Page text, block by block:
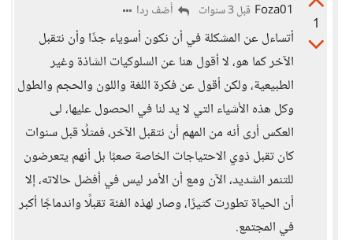
1
Foza01 قبل 3 سنوات أضف ردا
أتساءل عن المشكلة في أن نكون أسوياء جدًا وأن نتقبل
الآخر كما هو، لا أقول هنا عن السلوكيات الشاذة وغير
الطبيعية، ولكن أقول عن فكرة اللغة واللون والحجم والطول
وكل هذه الأشياء التي لا يد لنا في الحصول عليها، لى
العكس أرى أنه من المهم أن نتقبل الآخر، فمثلُا قبل سنوات
كان تقبل ذوي الاحتياجات الخاصة صعبًا بل أنهم يتعرضون
للتنمر الشديد، الآن ومع أن الأمر ليس في أفضل حالاته، إلا
أن الحياة تطورت كثيرًا، وصار لهذه الفئة تقبلًا واندماجًا أكبر
في المجتمع.